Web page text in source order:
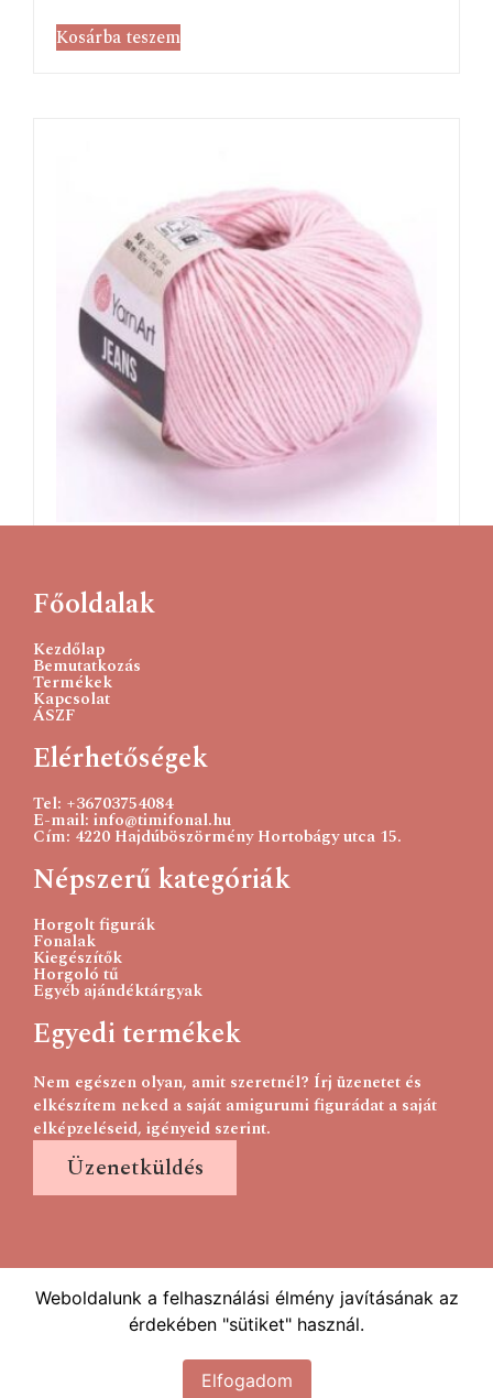
Kosárba teszem
685 Ft
Kosárba teszem
Főoldalak
Kezdőlap
Bemutatkozás
Termékek
Kapcsolat
ÁSZF
Elérhetőségek
Tel: +36703754084
E-mail: info@timifonal.hu
Cím: 4220 Hajdúböszörmény Hortobágy utca 15.
Népszerű kategóriák
Horgolt figurák
Fonalak
Kiegészítők
Horgoló tű
Egyéb ajándéktárgyak
Egyedi termékek
Nem egészen olyan, amit szeretnél? Írj üzenetet és
elkészítem neked a saját amigurumi figurádat a saját
elképzeléseid, igényeid szerint.
Üzenetküldés
Weboldalunk a felhasználási élmény javításának az
érdekében "sütiket" használ.
Elfogadom